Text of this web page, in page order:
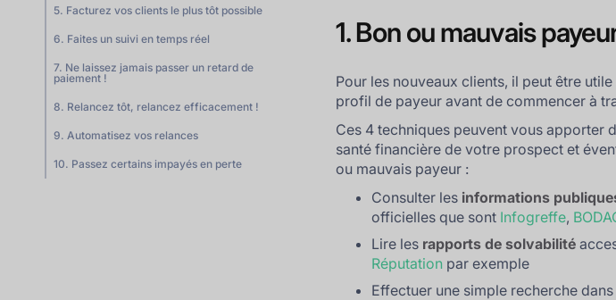
5. Facturez vos clients le plus tôt possible
6. Faites un suivi en temps réel
7. Ne laissez jamais passer un retard de
paiement !
8. Relancez tôt, relancez efficacement !
9. Automatisez vos relances
10. Passez certains impayés en perte
1. Bon ou mauvais
Pour les nouveaux clients, il peut être
profil de payeur avant de commencer à
Ces 4 techniques peuvent vous apporter
santé financière de votre prospect et
ou mauvais payeur :
Consulter les informations
officielles que sont Infogreffe,
Lire les rapports de solvabilité
Réputation par exemple
Effectuer une simple recherche dans